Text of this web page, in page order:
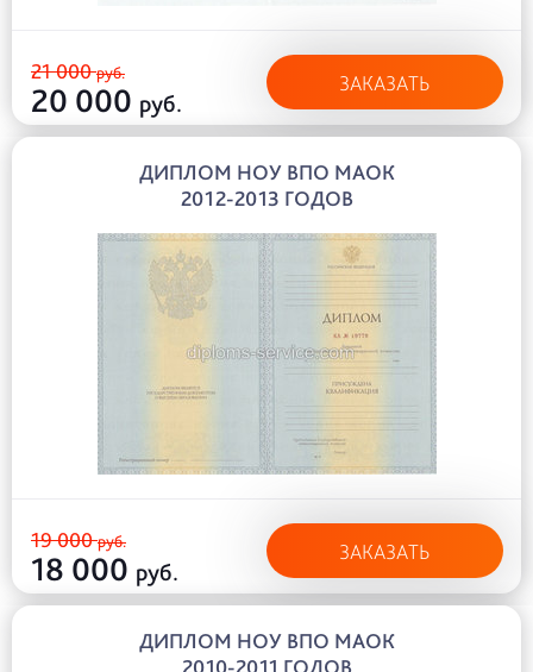
21 000руб.
20 000 руб.
ЗАКАЗАТЬ
ДИПЛОМ НОУ ВПО МАОК
2012-2013 ГОДОВ
19 000руб.
18 000 руб.
ЗАКАЗАТЬ
ДИПЛОМ НОУ ВПО МАОК
2010-2011 ГОДОВ